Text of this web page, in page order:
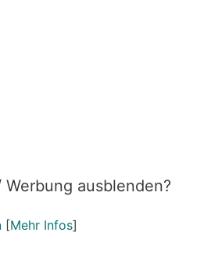
ausblenden?
[Mehr Infos]